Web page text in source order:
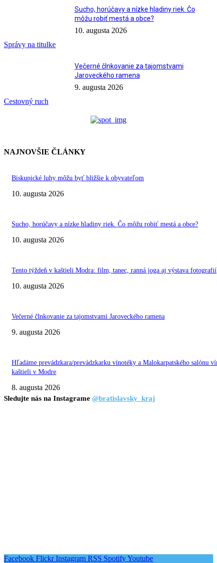
Správy na titulke
Sucho, horúčavy a nízke hladiny riek. Čo
môžu robiť mestá a obce?
10. augusta 2026
Cestovný ruch
Večerné člnkovanie za tajomstvami
Jaroveckého ramena
9. augusta 2026
NAJNOVŠIE ČLÁNKY
Biskupické luhy môžu byť bližšie k obyvateľom
10. augusta 2026
Sucho, horúčavy a nízke hladiny riek. Čo môžu robiť mestá a obce?
10. augusta 2026
Tento týždeň v kaštieli Modra: film, tanec, ranná joga aj výstava fotografií
10. augusta 2026
Večerné člnkovanie za tajomstvami Jaroveckého ramena
9. augusta 2026
Hľadáme prevádzkara/prevádzkarku vínotéky a Malokarpatského salónu
kaštieli v Modre
8. augusta 2026
Sledujte nás na Instagrame @bratislavsky_kraj
Facebook Flickr Instagram RSS SpotifyYoutube